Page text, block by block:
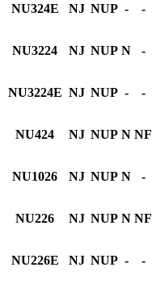
NU324E NJ NUP - -
NU3224 NJ NUP N -
NU3224E NJ NUP - -
NU424 NJ NUP N NF
NU1026 NJ NUP N -
NU226 NJ NUP N NF
NU226E NJ NUP - -